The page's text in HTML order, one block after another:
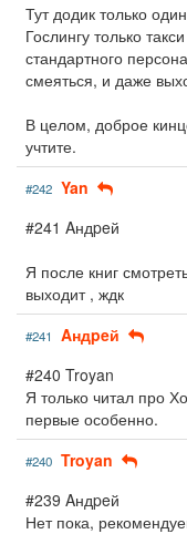
Тут додик только
Гослингу только
стандартного
смеяться, и даже
В целом, доброе
учтите.
#242 Yan
#241 Aндpeй
Я после книг
выходит , ждк
#241 Aндpeй
#240 Troyan
Я только читал про
первые особенно.
#240 Troyan
#239 Aндpeй
Нет пока,